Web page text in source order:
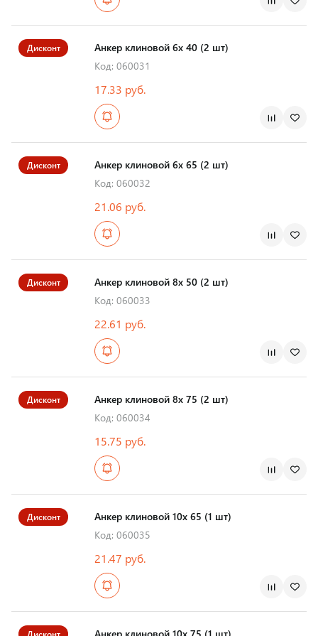
Анкер клиновой 6х 40 (2 шт)
Код: 060031
17.33 руб.
Дисконт
Анкер клиновой 6х 65 (2 шт)
Код: 060032
21.06 руб.
Дисконт
Анкер клиновой 8х 50 (2 шт)
Код: 060033
22.61 руб.
Дисконт
Анкер клиновой 8х 75 (2 шт)
Код: 060034
15.75 руб.
Дисконт
Анкер клиновой 10х 65 (1 шт)
Код: 060035
21.47 руб.
Дисконт